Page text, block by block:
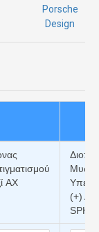
Porsche
Design
AX
(+)
SPH